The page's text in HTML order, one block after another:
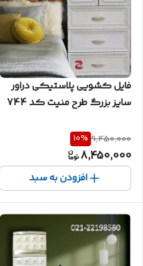
فایل کشویی پلاستیکی دراور
سایز بزرگ طرح منیت کد 744
9,450,000
10%
8,450,000
افزودن به سبد